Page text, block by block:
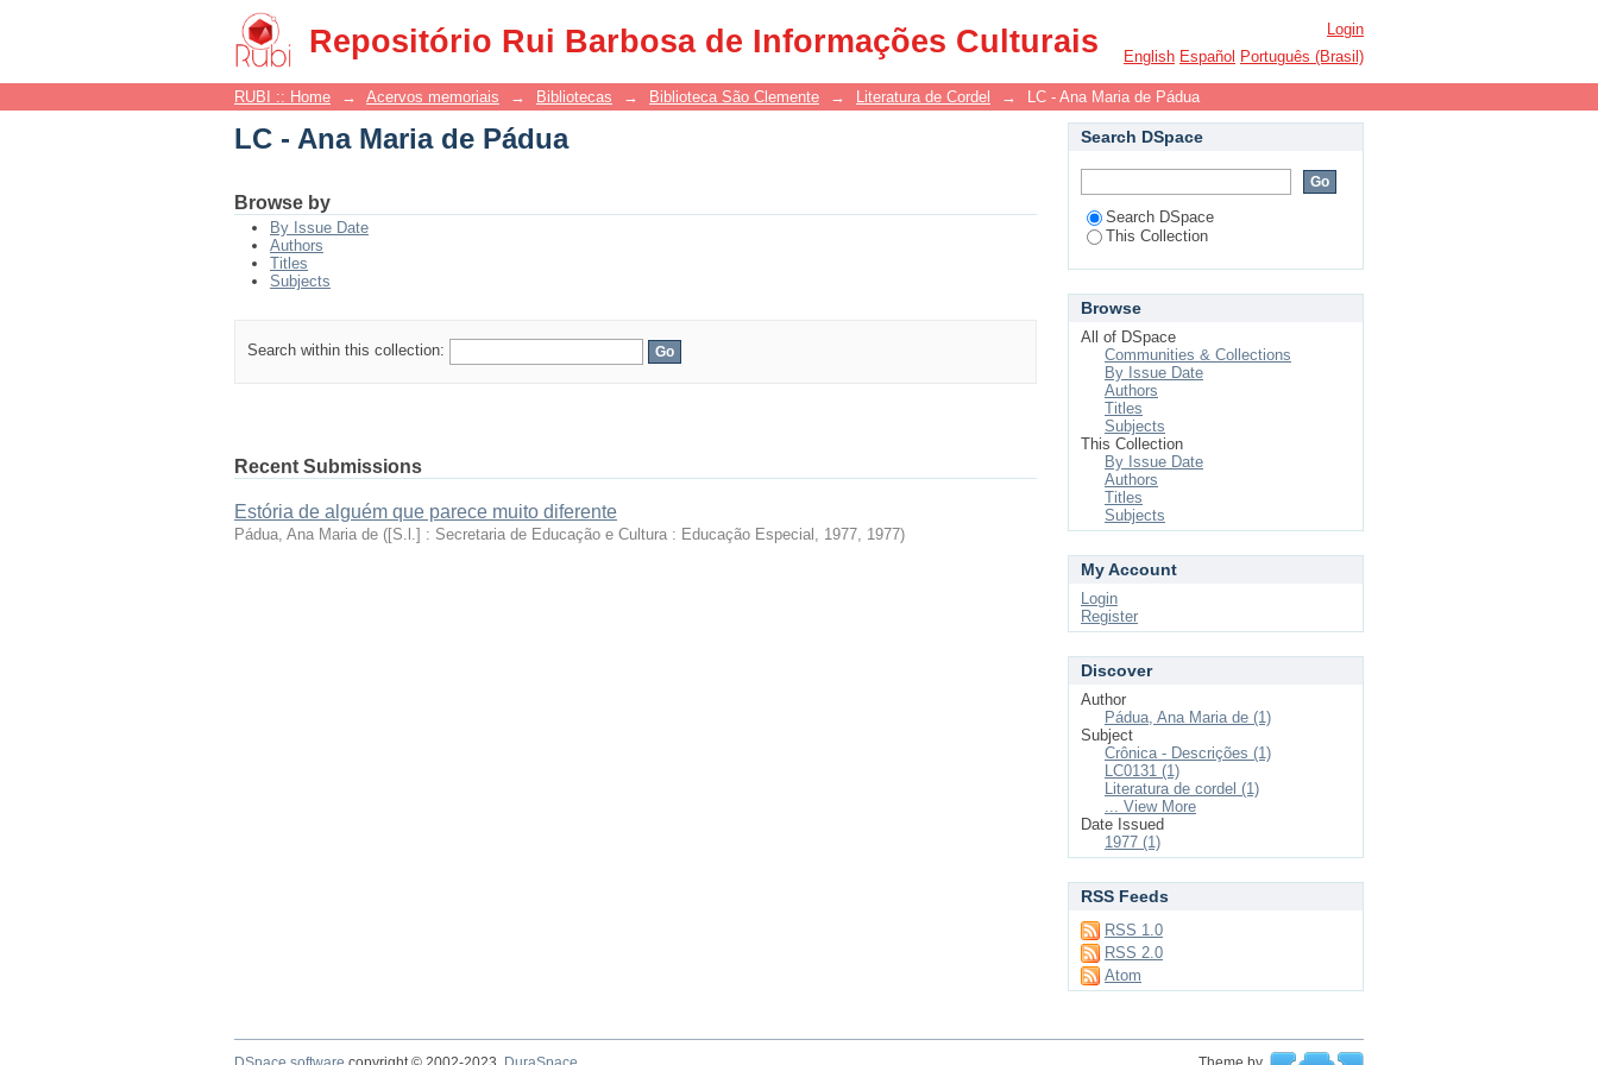
Repositório Rui Barbosa de Informações Culturais
LC - Ana Maria de Pádua
Login
English Español Português (Brasil)
RUBI :: Home → Acervos memoriais → Bibliotecas → Biblioteca São Clemente → Literatura de Cordel → LC - Ana Maria de Pádua
LC - Ana Maria de Pádua
Browse by
By Issue Date
Authors
Titles
Subjects
Search within this collection:
Recent Submissions
Estória de alguém que parece muito diferente
Pádua, Ana Maria de ([S.l.] : Secretaria de Educação e Cultura : Educação Especial, 1977, 1977)
Search DSpace
Search DSpace
This Collection
Browse
All of DSpace
Communities & Collections
By Issue Date
Authors
Titles
Subjects
This Collection
By Issue Date
Authors
Titles
Subjects
My Account
Login
Register
Discover
Author
Pádua, Ana Maria de (1)
Subject
Crônica - Descrições (1)
LC0131 (1)
Literatura de cordel (1)
... View More
Date Issued
1977 (1)
RSS Feeds
RSS 1.0
RSS 2.0
Atom